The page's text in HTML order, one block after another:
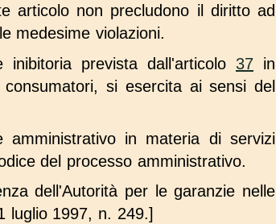
articolo non precludono il diritto ad
medesime violazioni.
prevista dall'articolo 37in
si esercita ai sensi del
amministrativo in materia di servizi
del processo amministrativo.
dell'Autorità per le garanzie nelle
luglio 1997, n. 249.]